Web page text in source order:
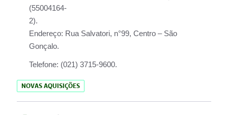
(55004164-
2).
Endereço: Rua Salvatori, n°99, Centro – São
Gonçalo.
Telefone: (021) 3715-9600.
NOVAS AQUISIÇÕES